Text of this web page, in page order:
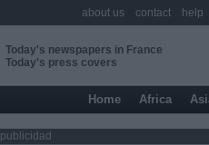
Today's newspapers in France
Today's press covers
Home Africa
publicidad
about us contact help